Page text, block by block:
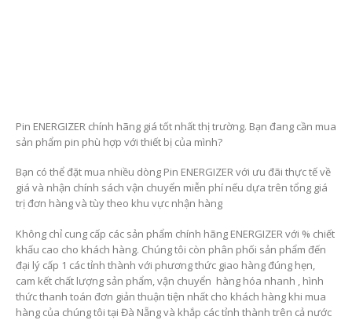
Pin ENERGIZER chính hãng giá tốt nhất thị trường. Bạn đang cần mua
sản phẩm pin phù hợp với thiết bị của mình?
Bạn có thể đặt mua nhiều dòng Pin ENERGIZER với ưu đãi thực tế về
giá và nhận chính sách vận chuyển miễn phí nếu dựa trên tổng giá
trị đơn hàng và tùy theo khu vực nhận hàng
Không chỉ cung cấp các sản phẩm chính hãng ENERGIZER với % chiết
khấu cao cho khách hàng. Chúng tôi còn phân phối sản phẩm đến
đại lý cấp 1 các tỉnh thành với phương thức giao hàng đúng hẹn,
cam kết chất lượng sản phẩm, vận chuyển hàng hóa nhanh , hình
thức thanh toán đơn giản thuận tiện nhất cho khách hàng khi mua
hàng của chúng tôi tại Đà Nẵng và khắp các tỉnh thành trên cả nước